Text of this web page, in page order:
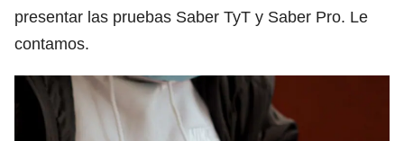
presentar las pruebas Saber TyT y Saber Pro. Le
contamos.